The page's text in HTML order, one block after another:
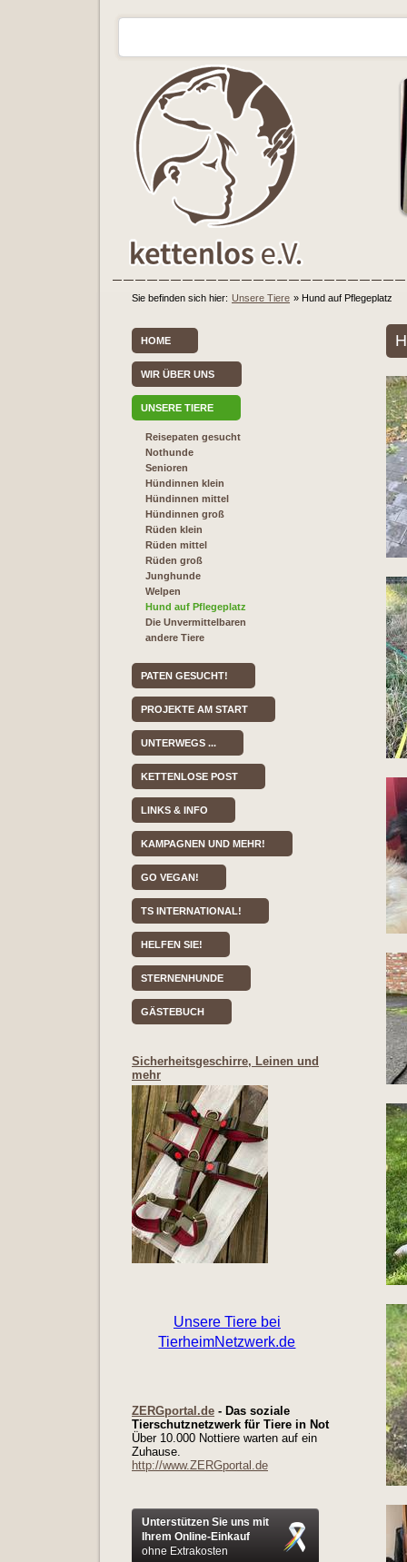
Sie befinden sich hier: Unsere Tiere » Hund auf Pflegeplatz
HOME
WIR ÜBER UNS
UNSERE TIERE
Reisepaten gesucht
Nothunde
Senioren
Hündinnen klein
Hündinnen mittel
Hündinnen groß
Rüden klein
Rüden mittel
Rüden groß
Junghunde
Welpen
Hund auf Pflegeplatz
Die Unvermittelbaren
andere Tiere
PATEN GESUCHT!
PROJEKTE AM START
UNTERWEGS ...
KETTENLOSE POST
LINKS & INFO
KAMPAGNEN UND MEHR!
GO VEGAN!
TS INTERNATIONAL!
HELFEN SIE!
STERNENHUNDE
GÄSTEBUCH
Sicherheitsgeschirre, Leinen und
mehr
ZERGportal.de - Das soziale
Tierschutznetzwerk für Tiere in Not
Über 10.000 Nottiere warten auf ein
Zuhause.
http://www.ZERGportal.de
Unterstützen Sie uns mit
Ihrem Online-Einkauf
ohne Extrakosten